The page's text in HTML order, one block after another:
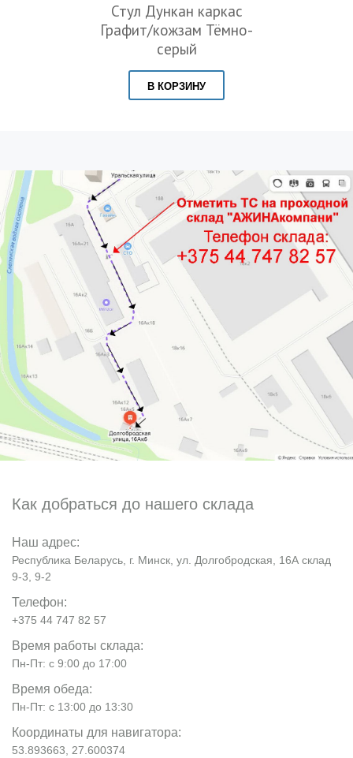
Стул Дункан каркас
Графит/кожзам Тёмно-
серый
В КОРЗИНУ
Как добраться до нашего склада
Наш адрес:
Республика Беларусь, г. Минск, ул. Долгобродская, 16А склад
9-3, 9-2
Телефон:
+375 44 747 82 57
Время работы склада:
Пн-Пт: с 9:00 до 17:00
Время обеда:
Пн-Пт: с 13:00 до 13:30
Координаты для навигатора:
53.893663, 27.600374